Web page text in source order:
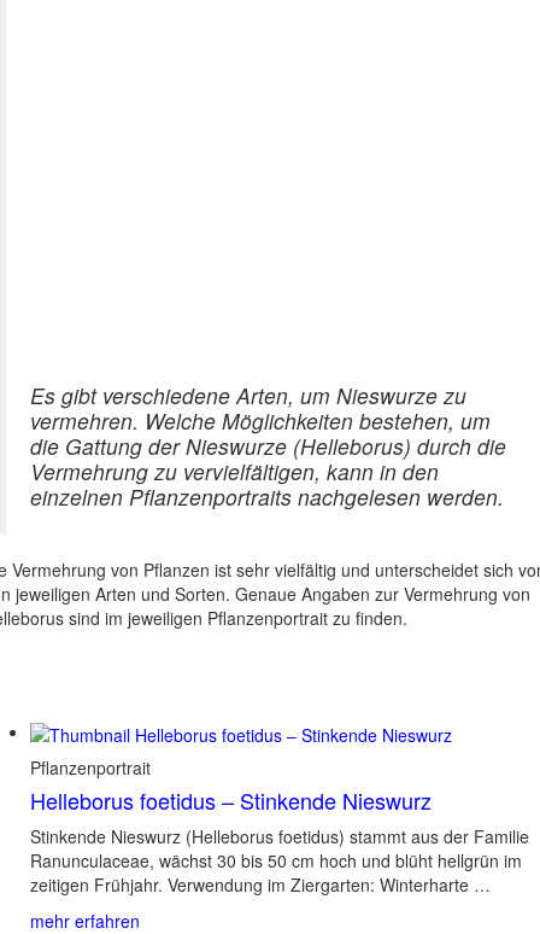
Es gibt verschiedene Arten, um Nieswurze zu
vermehren. Welche Möglichkeiten bestehen, um
die Gattung der Nieswurze (Helleborus) durch die
Vermehrung zu vervielfältigen, kann in den
einzelnen Pflanzenportraits nachgelesen werden.
Vermehrung von Pflanzen ist sehr vielfältig und unterscheidet sich
jeweiligen Arten und Sorten. Genaue Angaben zur Vermehrung von
sind im jeweiligen Pflanzenportrait zu finden.
Pflanzenportrait
Helleborus foetidus – Stinkende Nieswurz
Stinkende Nieswurz (Helleborus foetidus) stammt aus der Familie
Ranunculaceae, wächst 30 bis 50 cm hoch und blüht hellgrün im
zeitigen Frühjahr. Verwendung im Ziergarten: Winterharte …
mehr erfahren